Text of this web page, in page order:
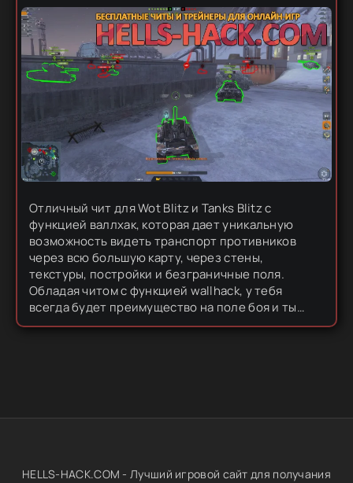
Отличный чит для Wot Blitz и Tanks Blitz с
функцией валлхак, которая дает уникальную
возможность видеть транспорт противников
через всю большую карту, через стены,
текстуры, постройки и безграничные поля.
Обладая читом с функцией wallhack, у тебя
всегда будет преимущество на поле боя и ты
гарантированно завоюешь победу в любом
HELLS-HACK.COM - Лучший игровой сайт для получания